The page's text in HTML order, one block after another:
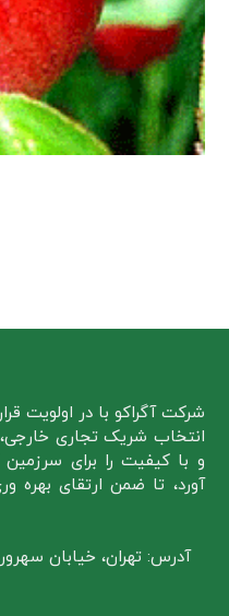
شرکت آگراکو با در اولویت
انتخاب شریک تجاری
و با کیفیت را برای
آورد، تا ضمن ارتقای بهره
آدرس: تهران، خیابان